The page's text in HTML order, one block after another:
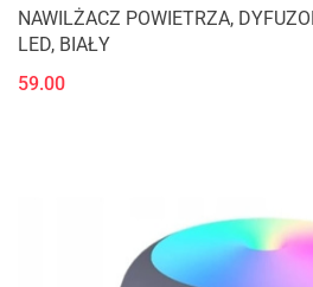
NAWILŻACZ POWIETRZA,
LED, BIAŁY
59.00